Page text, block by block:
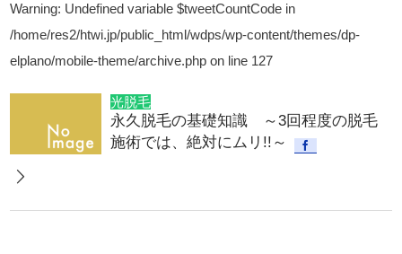
Warning: Undefined variable $tweetCountCode in
/home/res2/htwi.jp/public_html/wdps/wp-content/themes/dp-
elplano/mobile-theme/archive.php on line 127
光脱毛
永久脱毛の基礎知識 ～3回程度の脱毛
施術では、絶対にムリ!!～